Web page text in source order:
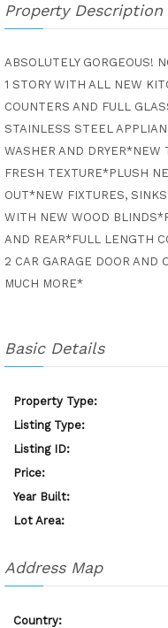
Property Description
ABSOLUTELY GORGEOUS!
1 STORY WITH ALL NEW
COUNTERS AND FULL
STAINLESS STEEL
WASHER AND
FRESH TEXTURE*PLUSH
OUT*NEW FIXTURES,
WITH NEW WOOD
AND REAR*FULL LENGTH
2 CAR GARAGE DOOR AND
MUCH MORE*
Basic Details
Property Type:
Listing Type:
Listing ID:
Price:
Year Built:
Lot Area:
Address Map
Country: